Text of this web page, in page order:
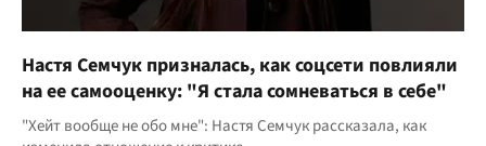
Настя Семчук призналась, как соцсети повлияли
на ее самооценку: "Я стала сомневаться в себе"
"Хейт вообще не обо мне": Настя Семчук рассказала, как